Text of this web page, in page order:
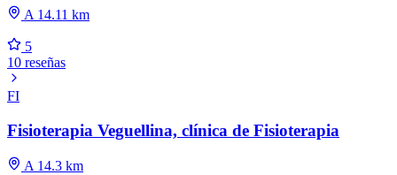
A 14.11 km
5
10 reseñas
FI
Fisioterapia Veguellina, clínica de Fisioterapia
A 14.3 km